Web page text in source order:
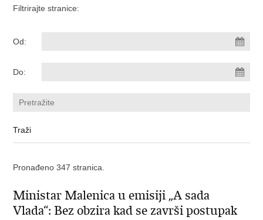
Filtrirajte stranice:
Od:
Do:
Pronađeno 347 stranica.
Ministar Malenica u emisiji „A sada
Vlada“: Bez obzira kad se završi postupak